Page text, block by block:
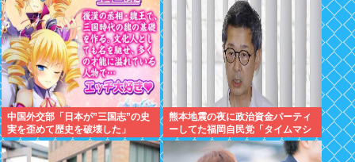
中国外交部「日本が”三国志”の史
実を歪めて歴史を破壊した」
熊本地震の夜に政治資金パーティ
ーしてた福岡自民党「タイムマシ
ーンにおねがいできるなら戻って
中止したい」